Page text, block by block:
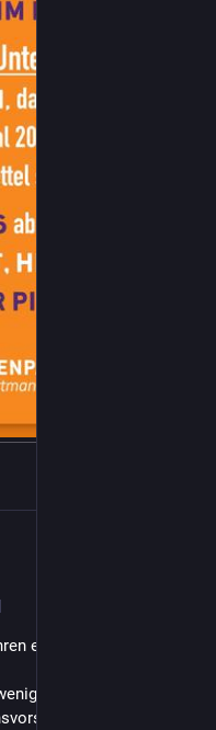
eigenen Wähler*innen
Arbeitsplätze und
die höchsten